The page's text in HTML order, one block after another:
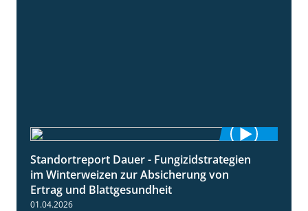
5:10
Standortreport Dauer - Fungizidstrategien
im Winterweizen zur Absicherung von
Ertrag und Blattgesundheit
01.04.2026